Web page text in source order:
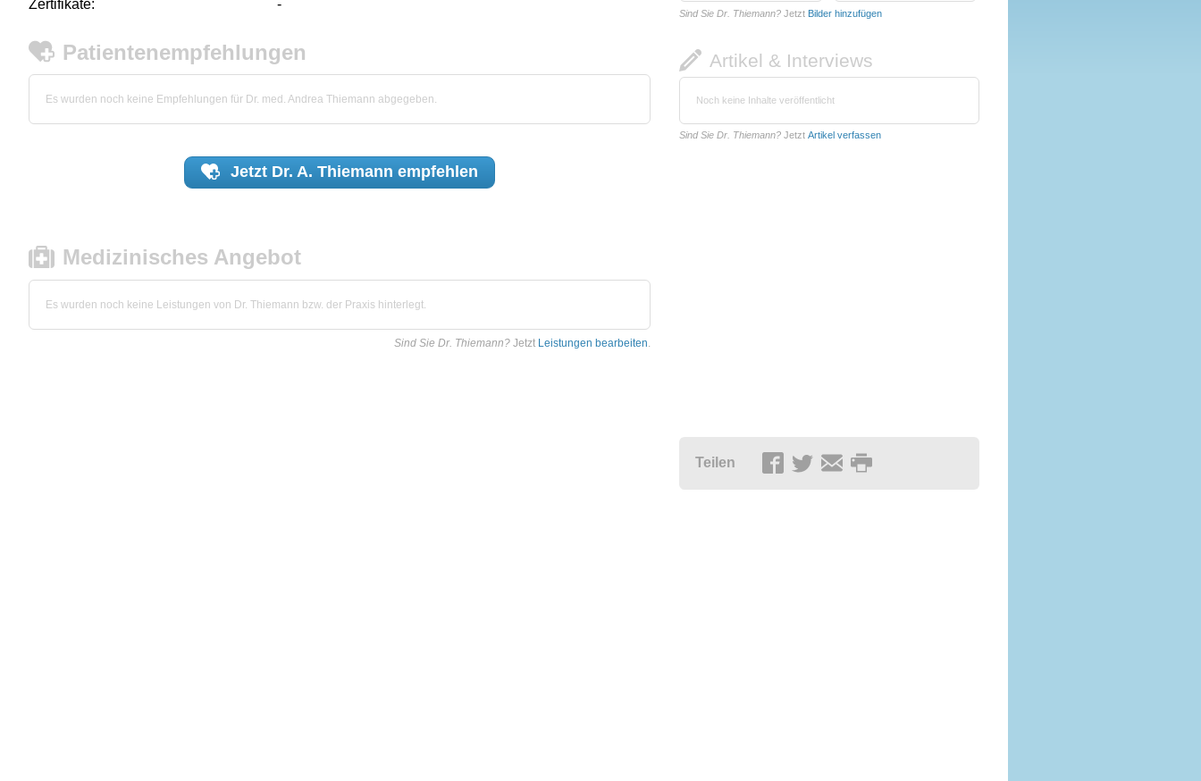
Zertifikate:
-
Patientenempfehlungen
Es wurden noch keine Empfehlungen für Dr. med. Andrea Thiemann abgegeben.
Jetzt Dr. A. Thiemann empfehlen
Medizinisches Angebot
Es wurden noch keine Leistungen von Dr. Thiemann bzw. der Praxis hinterlegt.
Sind Sie Dr. Thiemann? Jetzt Leistungen bearbeiten.
Sind Sie Dr. Thiemann? Jetzt Bilder hinzufügen
Artikel & Interviews
Noch keine Inhalte veröffentlicht
Sind Sie Dr. Thiemann? Jetzt Artikel verfassen
Teilen